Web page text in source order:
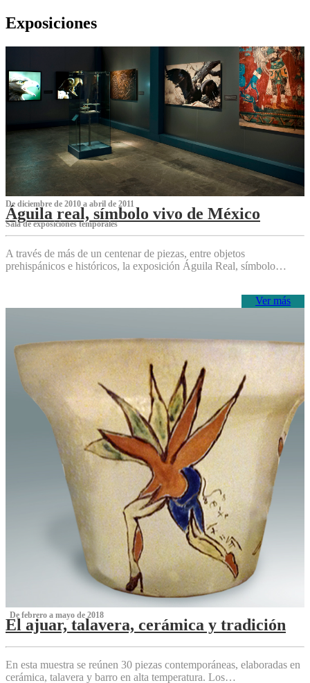
Exposiciones
De diciembre de 2010 a abril de 2011
Águila real, símbolo vivo de México
Sala de exposiciones temporales
A través de más de un centenar de piezas, entre objetos
prehispánicos e históricos, la exposición Águila Real, símbolo…
Ver más
‌ De febrero a mayo de 2018
El ajuar, talavera, cerámica y tradición
‌
En esta muestra se reúnen 30 piezas contemporáneas, elaboradas en
cerámica, talavera y barro en alta temperatura. Los…